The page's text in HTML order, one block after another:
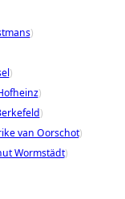
)
)
)
)
van Oorschot)
Wormstädt)